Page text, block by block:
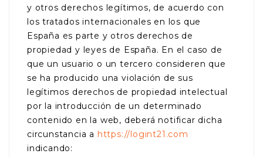
y otros derechos legítimos, de acuerdo con
los tratados internacionales en los que
España es parte y otros derechos de
propiedad y leyes de España. En el caso de
que un usuario o un tercero consideren que
se ha producido una violación de sus
legítimos derechos de propiedad intelectual
por la introducción de un determinado
contenido en la web, deberá notificar dicha
circunstancia a https://logint21.com
indicando: